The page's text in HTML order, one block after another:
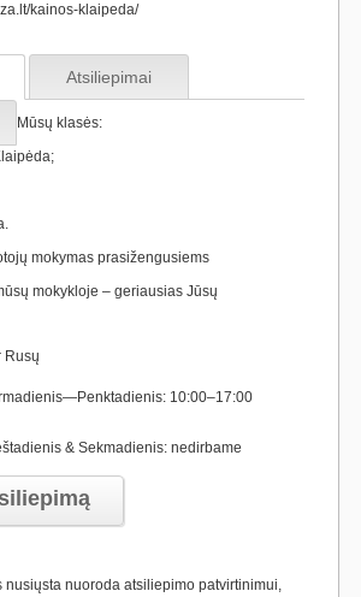
kainos-klaipeda/
Atsiliepimai
Mūsų klasės:
mokymas prasižengusiems
mokykloje – geriausias Jūsų
Rusų
10:00–17:00
& Sekmadienis: nedirbame
nusiųsta nuoroda atsiliepimo patvirtinimui,